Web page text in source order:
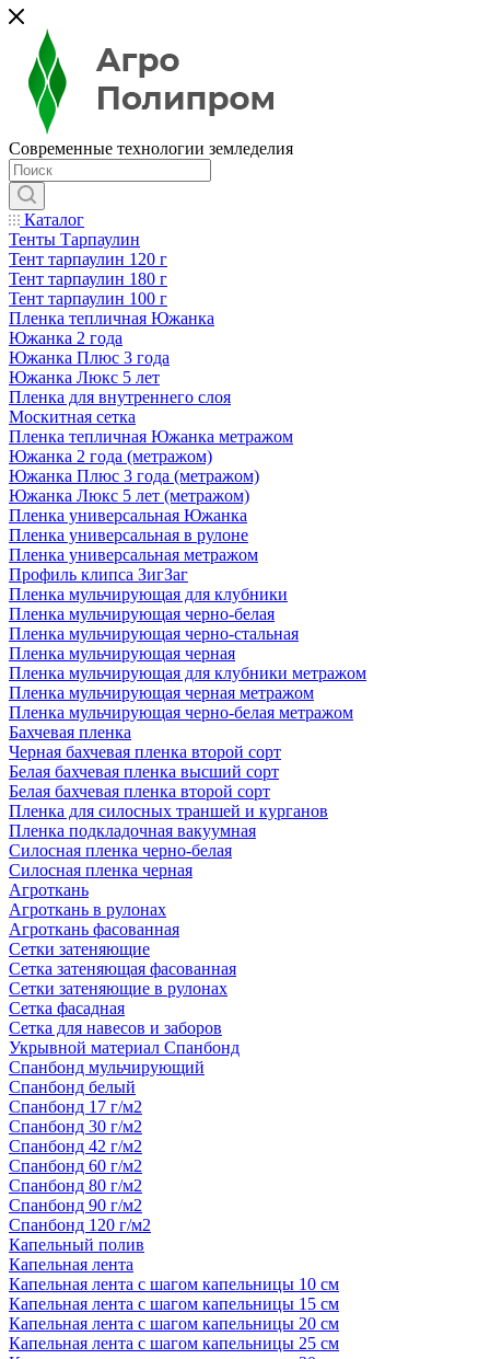
Современные технологии земледелия
Каталог
Тенты Тарпаулин
Тент тарпаулин 120 г
Тент тарпаулин 180 г
Тент тарпаулин 100 г
Пленка тепличная Южанка
Южанка 2 года
Южанка Плюс 3 года
Южанка Люкс 5 лет
Пленка для внутреннего слоя
Москитная сетка
Пленка тепличная Южанка метражом
Южанка 2 года (метражом)
Южанка Плюс 3 года (метражом)
Южанка Люкс 5 лет (метражом)
Пленка универсальная Южанка
Пленка универсальная в рулоне
Пленка универсальная метражом
Профиль клипса ЗигЗаг
Пленка мульчирующая для клубники
Пленка мульчирующая черно-белая
Пленка мульчирующая черно-стальная
Пленка мульчирующая черная
Пленка мульчирующая для клубники метражом
Пленка мульчирующая черная метражом
Пленка мульчирующая черно-белая метражом
Бахчевая пленка
Черная бахчевая пленка второй сорт
Белая бахчевая пленка высший сорт
Белая бахчевая пленка второй сорт
Пленка для силосных траншей и курганов
Пленка подкладочная вакуумная
Силосная пленка черно-белая
Силосная пленка черная
Агроткань
Агроткань в рулонах
Агроткань фасованная
Сетки затеняющие
Сетка затеняющая фасованная
Сетки затеняющие в рулонах
Сетка фасадная
Сетка для навесов и заборов
Укрывной материал Спанбонд
Спанбонд мульчирующий
Спанбонд белый
Спанбонд 17 г/м2
Спанбонд 30 г/м2
Спанбонд 42 г/м2
Спанбонд 60 г/м2
Спанбонд 80 г/м2
Спанбонд 90 г/м2
Спанбонд 120 г/м2
Капельный полив
Капельная лента
Капельная лента с шагом капельницы 10 см
Капельная лента с шагом капельницы 15 см
Капельная лента с шагом капельницы 20 см
Капельная лента с шагом капельницы 25 см